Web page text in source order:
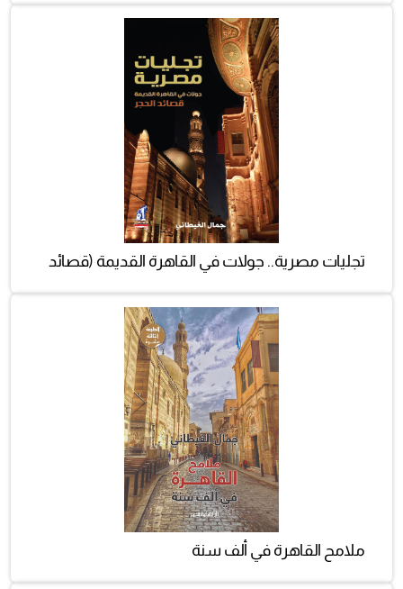
تجليات مصرية.. جولات في القاهرة القديمة (قصائد
ملامح القاهرة في ألف سنة